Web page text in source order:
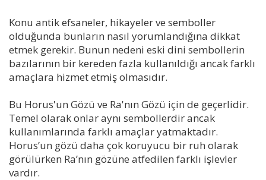
Konu antik efsaneler, hikayeler ve semboller
olduğunda bunların nasıl yorumlandığına dikkat
etmek gerekir. Bunun nedeni eski dini sembollerin
bazılarının bir kereden fazla kullanıldığı ancak farklı
amaçlara hizmet etmiş olmasıdır.
Bu Horus'un Gözü ve Ra'nın Gözü için de geçerlidir.
Temel olarak onlar aynı sembollerdir ancak
kullanımlarında farklı amaçlar yatmaktadır.
Horus’un gözü daha çok koruyucu bir ruh olarak
görülürken Ra’nın gözüne atfedilen farklı işlevler
vardır.